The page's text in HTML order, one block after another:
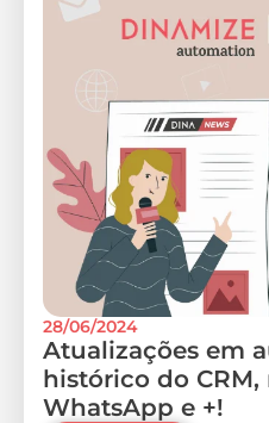
28/06/2024
Atualizações em
histórico do
WhatsApp e +!